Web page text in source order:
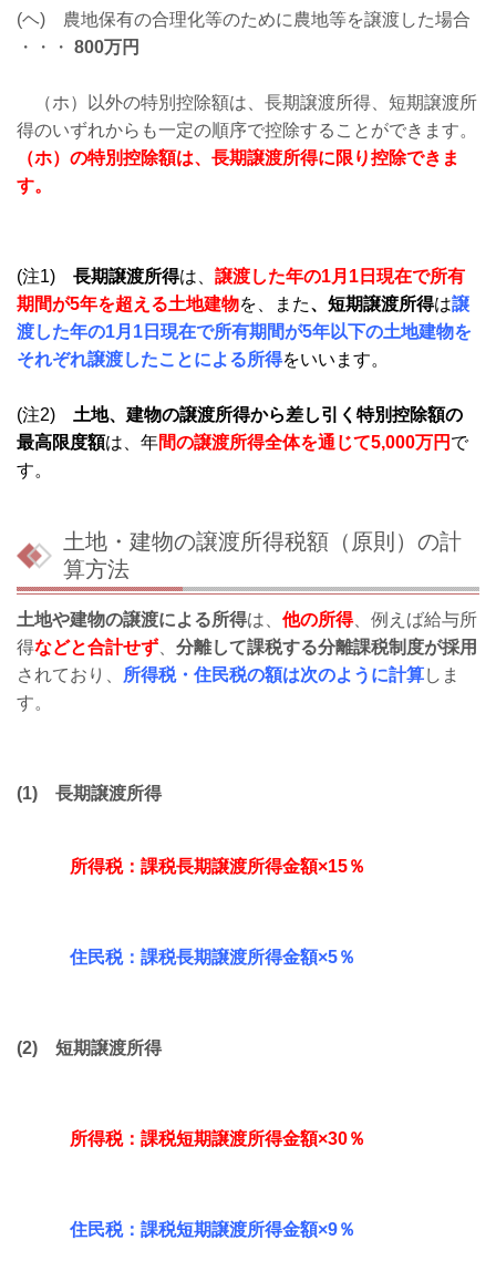
(ヘ) 農地保有の合理化等のために農地等を譲渡した場合
・・・ 800万円
（ホ）以外の特別控除額は、長期譲渡所得、短期譲渡所
得のいずれからも一定の順序で控除することができます。
（ホ）の特別控除額は、長期譲渡所得に限り控除できま
す。
(注1) 長期譲渡所得は、 譲渡した年の1月1日現在で所有
期間が5年を超える土地建物を、また、短期譲渡所得は譲
渡した年の1月1日現在で所有期間が5年以下の土地建物を
それぞれ譲渡したことによる所得をいいます。
(注2) 土地、建物の譲渡所得から差し引く特別控除額の
最高限度額は、年間の譲渡所得全体を通じて5,000万円 で
す。
土地・建物の譲渡所得税額（原則）の計
算方法
土地や建物の譲渡による所得は、 他の所得、例えば給与所
得などと合計せず
分離して課税する分離課税制度が採用
されており、
所得税・住民税の額は次のように計算しま
す。
(1) 長期譲渡所得
所得税：課税長期譲渡所得金額×15％
住民税：課税長期譲渡所得金額×5％
(2) 短期譲渡所得
所得税：課税短期譲渡所得金額×30％
住民税：課税短期譲渡所得金額×9％